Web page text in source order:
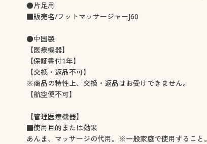
●片足用
■販売名/フットマッサージャーJ60
●中国製
【医療機器】
【保証書付1年】
【交換・返品不可】
※商品の特性上、交換・返品はお受けできません。
【航空便不可】
【管理医療機器】
■使用目的または効果
あんま、マッサージの代用。※一般家庭で使用すること。